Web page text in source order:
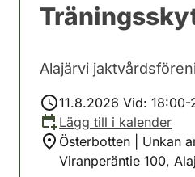
Alajärvi
11.8.2026 Vid:
Lägg till i kalender
Österbotten | Unkan
Viranperäntie 100,